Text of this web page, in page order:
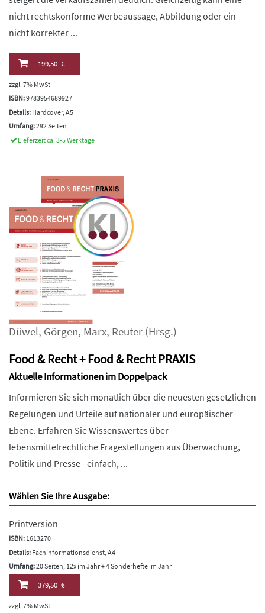
nicht rechtskonforme Werbeaussage, Abbildung oder ein
nicht korrekter ...
199,50 €
zzgl. 7% MwSt
ISBN:9783954689927
Details: Hardcover, A5
Umfang:292 Seiten
Lieferzeit ca. 3-5 Werktage
Düwel, Görgen, Marx, Reuter (Hrsg.)
Food & Recht + Food & Recht PRAXIS
Aktuelle Informationen im Doppelpack
Informieren Sie sich monatlich über die neuesten gesetzlichen
Regelungen und Urteile auf nationaler und europäischer
Ebene. Erfahren Sie Wissenswertes über
lebensmittelrechtliche Fragestellungen aus Überwachung,
Politik und Presse - einfach, ...
Wählen Sie Ihre Ausgabe:
Printversion
ISBN: 1613270
Details: Fachinformationsdienst, A4
Umfang:20 Seiten, 12x im Jahr + 4 Sonderhefte im Jahr
379,50 €
zzgl. 7% MwSt